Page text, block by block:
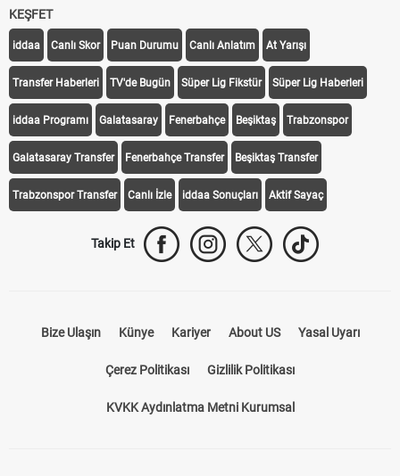
KEŞFET
iddaa Canlı Skor Puan Durumu Canlı Anlatım At Yarışı
Transfer Haberleri TV'de Bugün Süper Lig Fikstür Süper Lig Haberleri
iddaa Programı Galatasaray Fenerbahçe Beşiktaş Trabzonspor
Galatasaray Transfer Fenerbahçe Transfer Beşiktaş Transfer
Trabzonspor Transfer Canlı İzle iddaa Sonuçları Aktif Sayaç
Takip Et
Bize Ulaşın Künye Kariyer About US Yasal Uyarı
Çerez Politikası Gizlilik Politikası
KVKK Aydınlatma Metni Kurumsal